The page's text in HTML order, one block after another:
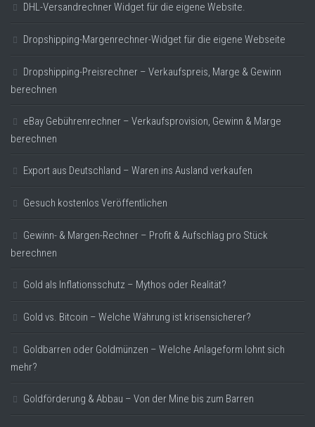
DHL-Versandrechner Widget für die eigene Website.
Dropshipping-Margenrechner-Widget für die eigene Webseite
Dropshipping-Preisrechner – Verkaufspreis, Marge & Gewinn
berechnen
eBay Gebührenrechner – Verkaufsprovision, Gewinn & Marge
berechnen
Export aus Deutschland – Waren ins Ausland verkaufen
Gesuch kostenlos Veröffentlichen
Gewinn- & Margen-Rechner – Profit & Aufschlag pro Stück
berechnen
Gold als Inflationsschutz – Mythos oder Realität?
Gold vs. Bitcoin – Welche Währung ist krisensicherer?
Goldbarren oder Goldmünzen – Welche Anlageform lohnt sich
mehr?
Goldförderung & Abbau – Von der Mine bis zum Barren